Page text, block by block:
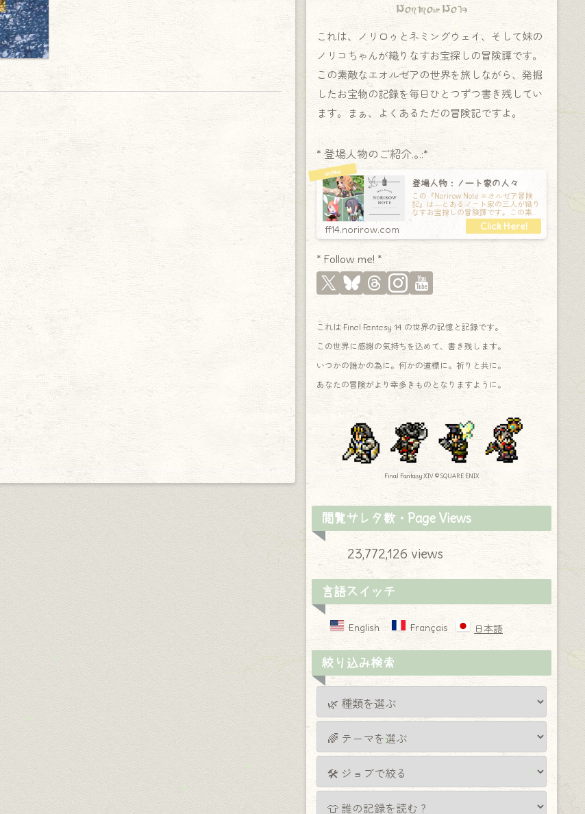
Norirow Note
これは、ノリロゥとネミングウェイ、そして妹の
ノリコちゃんが織りなすお宝探しの冒険譚です。
この素敵なエオルゼアの世界を旅しながら、発掘
したお宝物の記録を毎日ひとつずつ書き残してい
ます。まぁ、よくあるただの冒険記ですよ。
* 登場人物のご紹介.｡.:*
登場人物：ノート家の人々
この『Norirow Note エオルゼア冒険
記』は―とあるノート家の三人が織り
なすお宝探しの冒険譚です。この素敵
な Final Fantasy XIV の世界を旅しな
ff14.norirow.com
* Follow me! *
これは Final Fantasy 14 の世界の記憶と記録です。
この世界に感謝の気持ちを込めて、書き残します。
いつかの誰かの為に。何かの道標に。祈りと共に。
あなたの冒険がより幸多きものとなりますように。
Final Fantasy XIV © SQUARE ENIX
閲覧サレタ数・Page Views
23,772,126 views
言語スイッチ
English Français 日本語
絞り込み検索